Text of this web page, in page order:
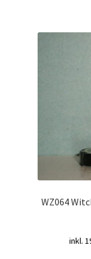
WZ064
inkl.